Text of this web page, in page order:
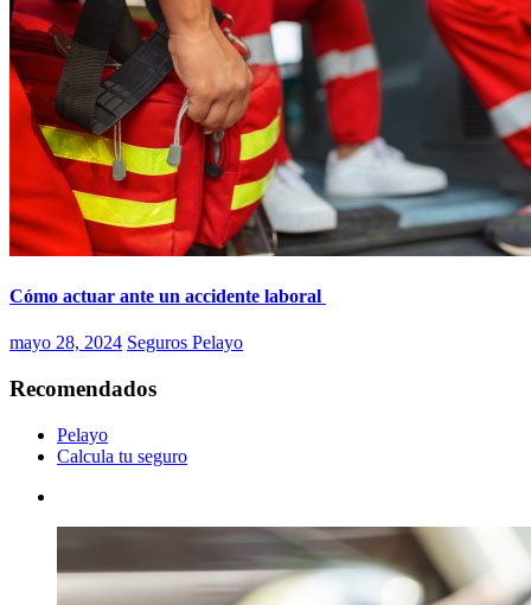
Cómo actuar ante un accidente laboral
mayo 28, 2024 Seguros Pelayo
Recomendados
Pelayo
Calcula tu seguro